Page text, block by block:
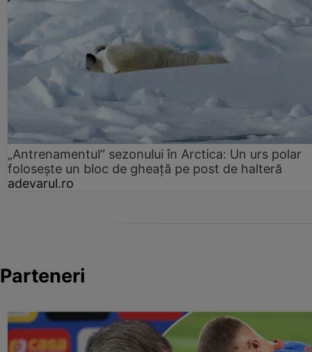
„Antrenamentul” sezonului în Arctica: Un urs polar
folosește un bloc de gheață pe post de halteră
adevarul.ro
Parteneri